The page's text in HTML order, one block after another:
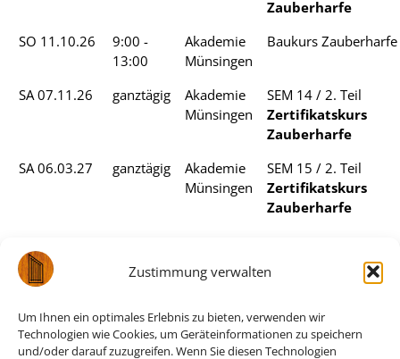
Zustimmung verwalten
Um Ihnen ein optimales Erlebnis zu bieten, verwenden wir
Technologien wie Cookies, um Geräteinformationen zu speichern
und/oder darauf zuzugreifen. Wenn Sie diesen Technologien
Zauberharfe
SO 11.10.26
9:00 -
13:00
Akademie
Münsingen
Baukurs Zauberharfe
SA 07.11.26 ganztägig
Akademie
Münsingen
SEM 14 / 2. Teil
Zertifikatskurs
Zauberharfe
SA 06.03.27
ganztägig
Akademie
Münsingen
SEM 15 / 2. Teil
Zertifikatskurs
Zauberharfe
Weitere Zauberharfen-Termine
DATUM ORT ART ANBIETER LINK